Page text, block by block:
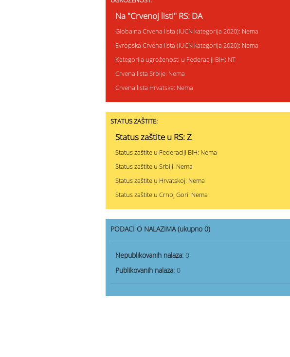
Na "Crvenoj listi" RS: DA
Globalna Crvena lista (IUCN kategorija 2020): Nema
Evropska Crvena lista (IUCN kategorija 2020): Nema
Kategorija ugroženosti u Federaciji BiH: NT
Crvena lista Srbije: Nema
Crvena lista Hrvatske: Nema
STATUS ZAŠTITE:
Status zaštite u RS: Z
Status zaštite u Federaciji BiH: Nema
Status zaštite u Srbiji: Nema
Status zaštite u Hrvatskoj: Nema
Status zaštite u Crnoj Gori: Nema
PODACI O NALAZIMA (ukupno 0)
Nepublikovanih nalaza: 0
Publikovanih nalaza: 0